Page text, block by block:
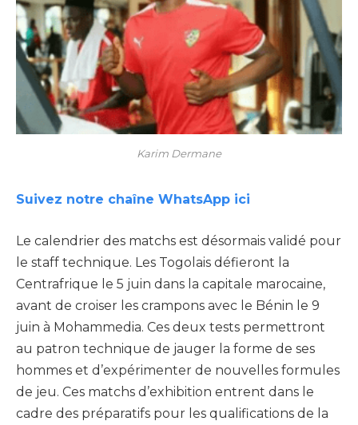
Karim Dermane
Suivez notre chaîne WhatsApp ici
Le calendrier des matchs est désormais validé pour
le staff technique. Les Togolais défieront la
Centrafrique le 5 juin dans la capitale marocaine,
avant de croiser les crampons avec le Bénin le 9
juin à Mohammedia. Ces deux tests permettront
au patron technique de jauger la forme de ses
hommes et d’expérimenter de nouvelles formules
de jeu. Ces matchs d’exhibition entrent dans le
cadre des préparatifs pour les qualifications de la